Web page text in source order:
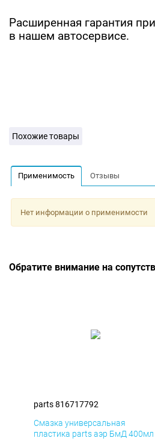
Расширенная гарантия
в нашем автосервисе.
Похожие товары
Применимость Отзывы
Нет информации о применимости
Обратите внимание на
parts 816717792
Смазка универсальная
пластика parts аэр БмД 400мл